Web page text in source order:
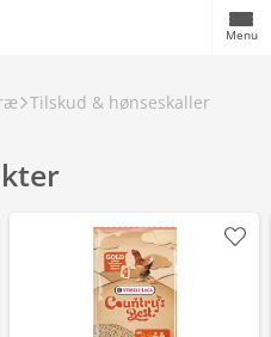
Menu
Tilskud & hønseskaller